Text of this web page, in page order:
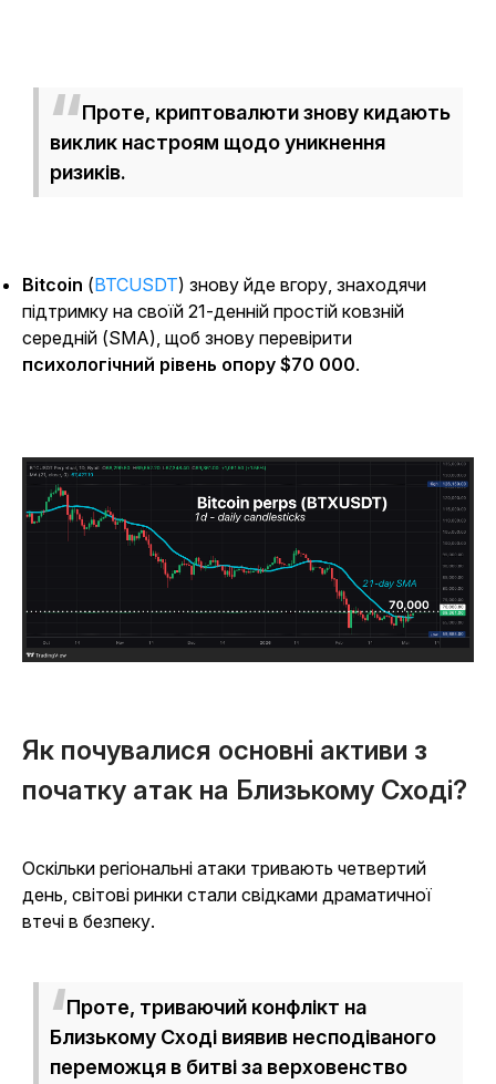
Проте, криптовалюти знову кидають
виклик настроям щодо уникнення
ризиків.
Bitcoin (BTCUSDT) знову йде вгору, знаходячи
підтримку на своїй 21-денній простій ковзній
середній (SMA), щоб знову перевірити
психологічний рівень опору $70 000.
Як почувалися основні активи з
початку атак на Близькому Сході?
Оскільки регіональні атаки тривають четвертий
день, світові ринки стали свідками драматичної
втечі в безпеку.
Проте, триваючий конфлікт на
Близькому Сході виявив несподіваного
переможця в битві за верховенство